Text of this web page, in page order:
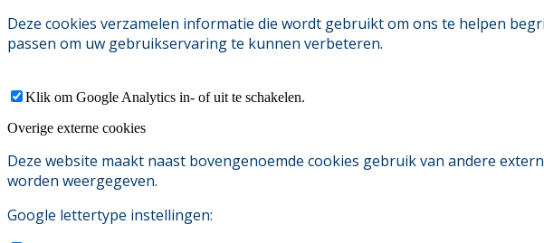
Deze cookies verzamelen informatie die wordt gebruikt om ons te helpen
passen om uw gebruikservaring te kunnen verbeteren.
Klik om Google Analytics in- of uit te schakelen.
Overige externe cookies
Deze website maakt naast bovengenoemde cookies gebruik van andere
worden weergegeven.
Google lettertype instellingen: